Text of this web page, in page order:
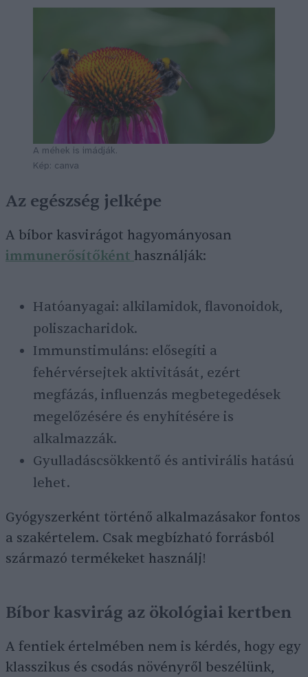
A méhek is imádják.
Kép: canva
Az egészség jelképe
A bíbor kasvirágot hagyományosan
immunerősítőként használják:
Hatóanyagai: alkilamidok, flavonoidok,
poliszacharidok.
Immunstimuláns: elősegíti a
fehérvérsejtek aktivitását, ezért
megfázás, influenzás megbetegedések
megelőzésére és enyhítésére is
alkalmazzák.
Gyulladáscsökkentő és antivirális hatású
lehet.
Gyógyszerként történő alkalmazásakor fontos
a szakértelem. Csak megbízható forrásból
származó termékeket használj!
Bíbor kasvirág az ökológiai kertben
A fentiek értelmében nem is kérdés, hogy egy
klasszikus és csodás növényről beszélünk,